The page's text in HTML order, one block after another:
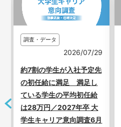
調査・データ
2026/07/29
約7割の学生が入社予定先
の初任給に満足 満足し
ている学生の平均初任給
は28万円／2027年卒 大
学生キャリア意向調査6月